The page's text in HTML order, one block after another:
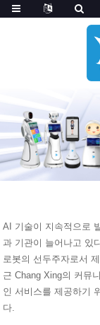
AI 기술이 지속적으로
과 기관이 늘어나고 있
로봇의 선두주자로서
근 Chang Xing의 커뮤
인 서비스를 제공하기
다.